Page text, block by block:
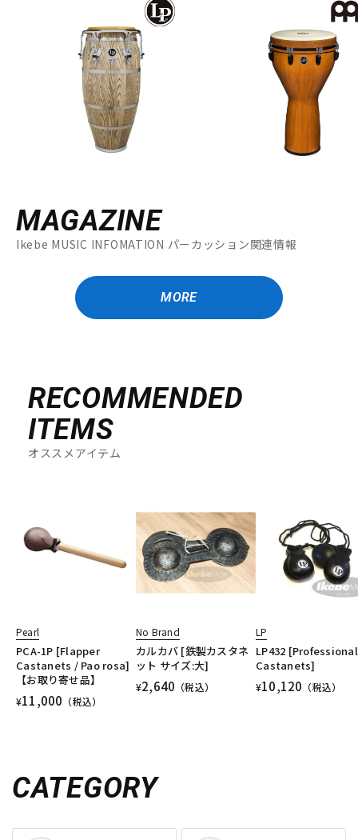
MAGAZINE
Ikebe MUSIC INFOMATION パーカッション関連情報
MORE
RECOMMENDED
ITEMS
オススメアイテム
Pearl
PCA-1P [Flapper
Castanets / Pao rosa]
【お取り寄せ品】
¥11,000 （税込）
No Brand
カルカバ [鉄製カスタネ
ット サイズ:大]
¥2,640 （税込）
LP
LP432 [Professional
Castanets]
¥10,120 （税込）
CATEGORY